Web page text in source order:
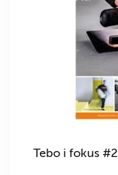
Tebo i fokus #2